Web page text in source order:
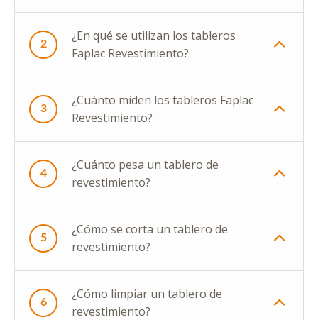
2
¿En qué se utilizan los tableros
Faplac Revestimiento?
3
¿Cuánto miden los tableros Faplac
Revestimiento?
4
¿Cuánto pesa un tablero de
revestimiento?
5
¿Cómo se corta un tablero de
revestimiento?
6
¿Cómo limpiar un tablero de
revestimiento?